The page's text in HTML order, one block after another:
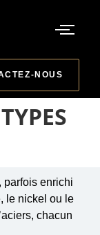
NOUS
parfois enrichi
le nickel ou le
chacun